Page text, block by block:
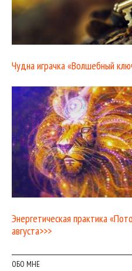
Чудна играчка «Волшебный
Энергетическая практика
августа>>>
ОБО МНЕ